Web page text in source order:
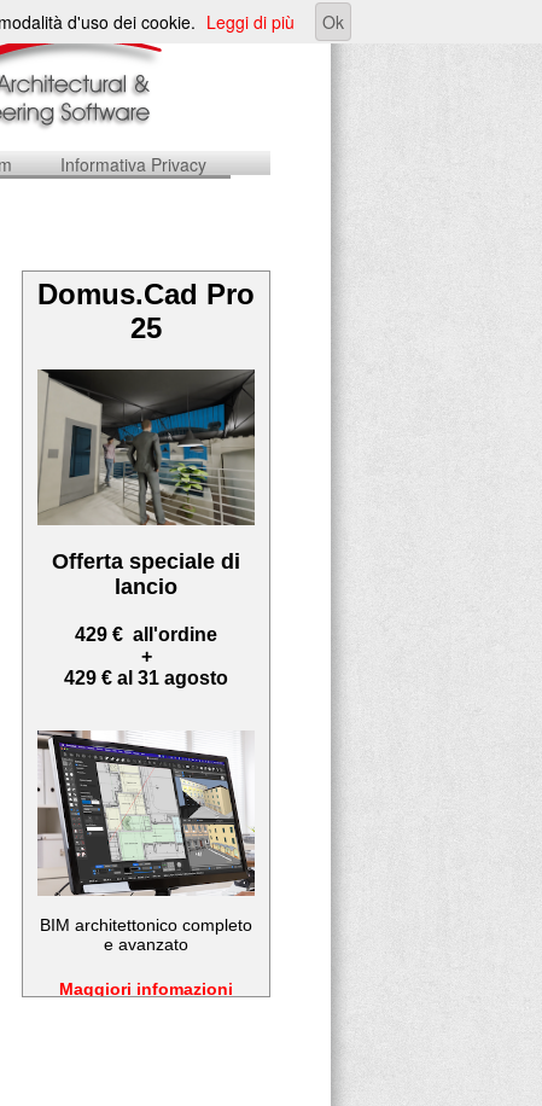
Informativa Privacy
d'uso dei cookie. Leggi di più Ok